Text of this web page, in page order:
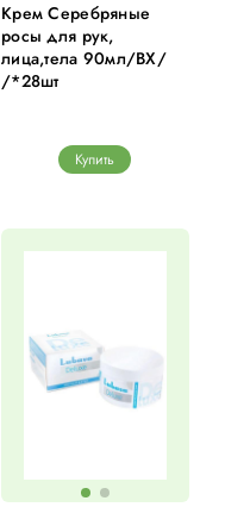
Крем Серебряные
росы для рук,
лица,тела 90мл/ВХ/
/*28шт
Купить